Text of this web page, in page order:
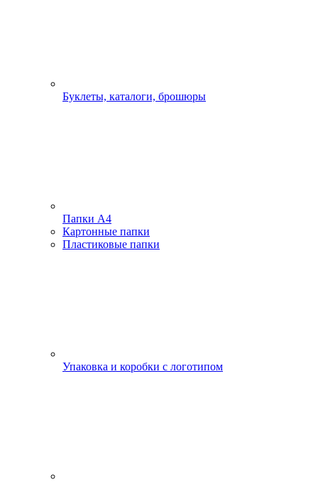
Буклеты, каталоги, брошюры
Папки А4
Картонные папки
Пластиковые папки
Упаковка и коробки с логотипом